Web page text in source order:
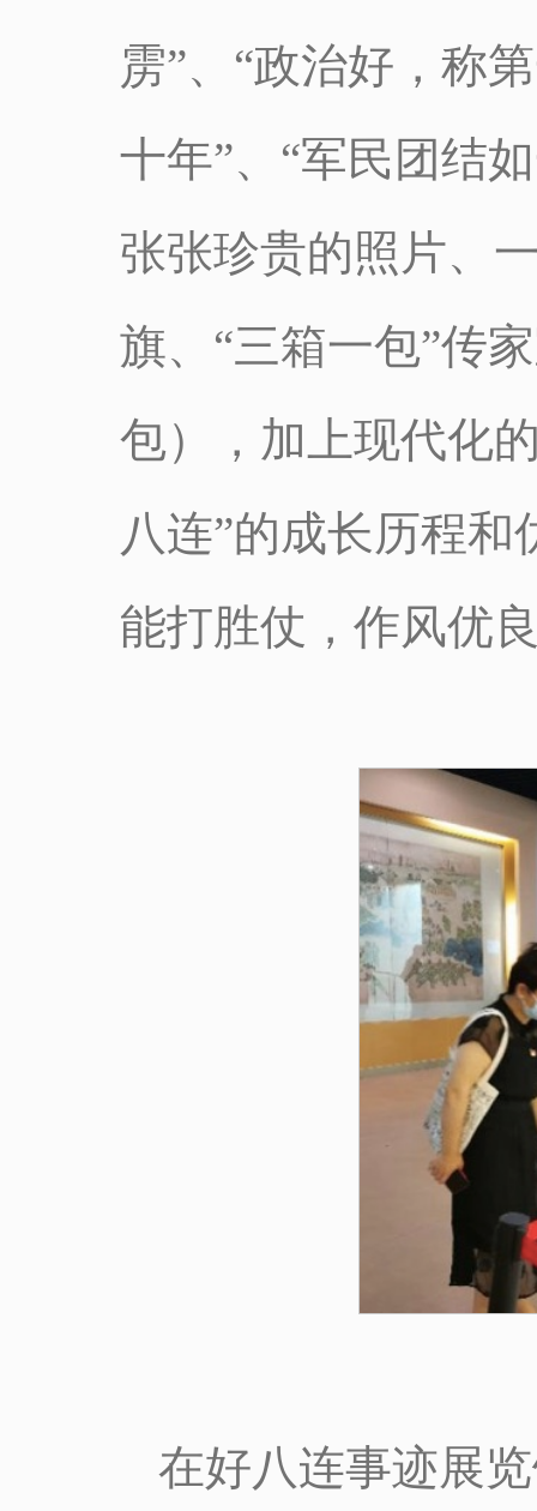
雳”、“政治好，称
十年”、“军民团结
张张珍贵的照片、
旗、“三箱一包”传
包），加上现代化
八连”的成长历程
能打胜仗，作风优
在好八连事迹展